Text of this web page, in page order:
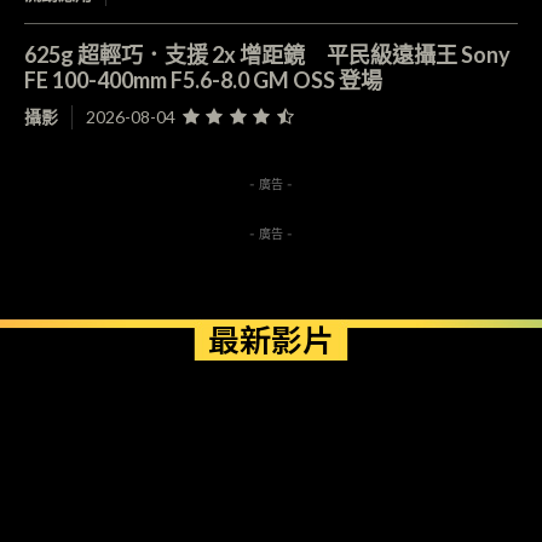
625g 超輕巧．支援 2x 增距鏡 平民級遠攝王 Sony
FE 100-400mm F5.6-8.0 GM OSS 登場
攝影 2026-08-04
- 廣告 -
- 廣告 -
最新影片